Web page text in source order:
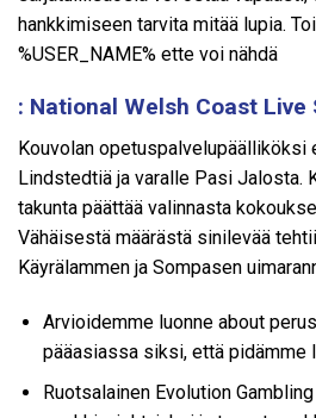
hankkimiseen tarvita mitää lupia.
%USER_NAME% ette voi nähdä
: National Welsh Coast Live
Kou­vo­lan ope­tus­pal­ve­lu­pääl­li­kök­si
Linds­ted­tiä ja va­ral­le Pasi Ja­los­ta.
ta­kun­ta päät­tää va­lin­nas­ta
Vähäisestä määrästä sinilevää
Käyrälammen ja Sompasen
Arvioidemme luonne about
pääasiassa siksi, että pidämme
Ruotsalainen Evolution